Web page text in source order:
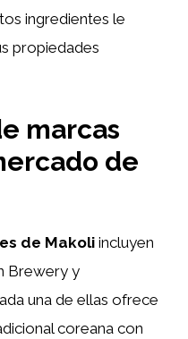
ingredientes le
propiedades
marcas
de
de Makoliincluyen
Brewery y
una de ellas ofrece
coreana con